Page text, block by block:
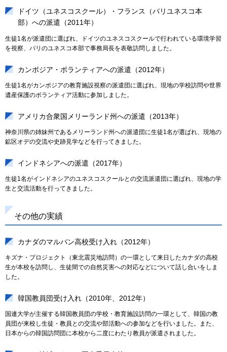
ドイツ（ユネスコスクール）・フランス（パリユネスコ本
部）への派遣（2011年）
生徒1名が派遣団に選ばれ、ドイツのユネスコスクールで行われている環境学習
を視察、パリのユネスコ本部で事務局長を表敬訪問しました。
カンボジア・ボランティアへの派遣（2012年）
生徒1名がカンボジアの教育施設視察の派遣団に選ばれ、現地の学校訪問や世界
遺産保護のボランティア活動に参加しました。
アメリカ合衆国メリーランド州への派遣（2013年）
神奈川県の姉妹州であるメリーランド州への派遣団に生徒1名が選ばれ、現地の
鉱区オデの交流や史跡見学などを行ってきました。
インドネシアへの派遣（2017年）
生徒1名がインドネシアのユネスコスクールとの交流派遣団に選ばれ、現地の学
生と交流活動を行ってきました。
その他の実績
カナダのマルバン高校受け入れ（2012年）
キズナ・プロジェクト（東北震災地訪問）の一環として来日したカナダの高校
生が本校を訪問し、生徒間での自然災害への対応などについて話し合いをしま
した。
韓国教員団受け入れ（2010年、2012年）
国連大学が主催する韓国教員団の学校・教育施設訪問の一環として、韓国の教
員団が来校し生徒・教員との交流や部活動への参加などを行いました。また、
日本からの韓国訪問団に本校から二度にわたり教員が派遣されました。